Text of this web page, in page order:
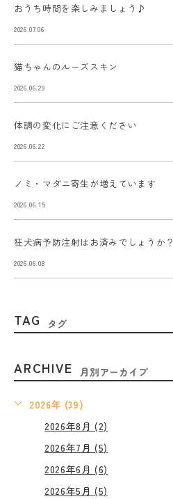
おうち時間を楽しみましょう♪
2026.07.06
猫ちゃんのルーズスキン
2026.06.29
体調の変化にご注意ください
2026.06.22
ノミ・マダニ寄生が増えています
2026.06.15
狂犬病予防注射はお済みでしょうか？
2026.06.08
TAG タグ
ARCHIVE 月別アーカイブ
2026年 (39)
2026年8月 (2)
2026年7月 (5)
2026年6月 (6)
2026年5月 (5)